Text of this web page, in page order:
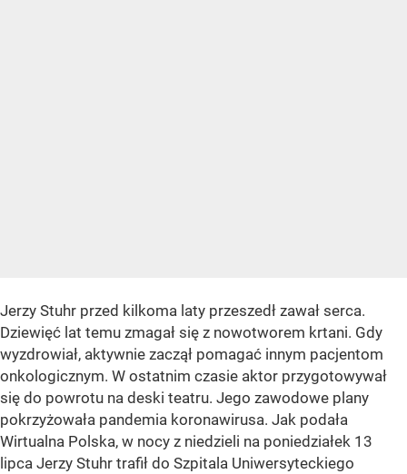
Jerzy Stuhr przed kilkoma laty przeszedł zawał serca.
Dziewięć lat temu zmagał się z nowotworem krtani. Gdy
wyzdrowiał, aktywnie zaczął pomagać innym pacjentom
onkologicznym. W ostatnim czasie aktor przygotowywał
się do powrotu na deski teatru. Jego zawodowe plany
pokrzyżowała pandemia koronawirusa. Jak podała
Wirtualna Polska, w nocy z niedzieli na poniedziałek 13
lipca Jerzy Stuhr trafił do Szpitala Uniwersyteckiego